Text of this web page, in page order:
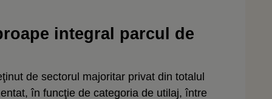
integral parcul de
de sectorul majoritar privat din totalul
în funcţie de categoria de utilaj, între